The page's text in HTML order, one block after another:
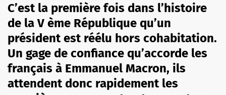
C’est la première fois dans l’histoire
de la V ème République qu’un
président est réélu hors cohabitation.
Un gage de confiance qu’accorde les
français à Emmanuel Macron, ils
attendent donc rapidement les